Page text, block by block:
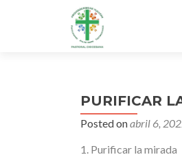
PURIFICAR
Posted onabril 6,
1. Purificar la mirada